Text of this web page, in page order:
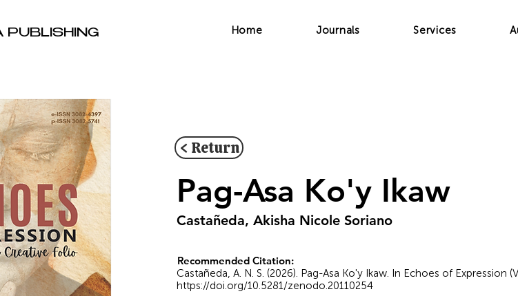
PUBLISHING Home Journals Services
< Return
Pag-Asa Ko'y Ikaw
Castañeda, Akisha Nicole Soriano
Recommended Citation:
Castañeda, A. N. S. (2026). Pag-Asa Ko'y Ikaw. In Echoes of Expression
https://doi.org/10.5281/zenodo.20110254